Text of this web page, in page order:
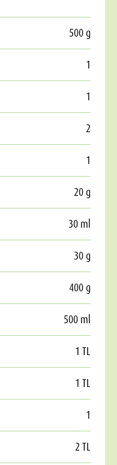
500 g
1
1
2
1
20 g
30 ml
30 g
400 g
500 ml
1 TL
1 TL
1
2 TL